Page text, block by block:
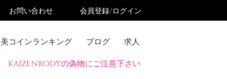
お問い合わせ 会員登録/ログイン
美コインランキング ブログ 求人
KAIZENBODYの偽物にご注意下さい